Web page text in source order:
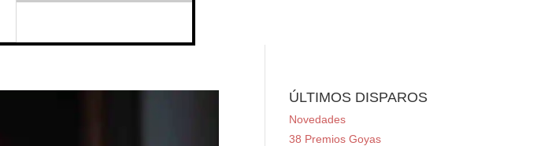
ÚLTIMOS DISPAROS
Novedades
38 Premios Goyas